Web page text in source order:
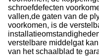
schroefdefecten
vallen,de gaten van de
voorkomen, is de
verstelbare middelgat
van het schaalblad te